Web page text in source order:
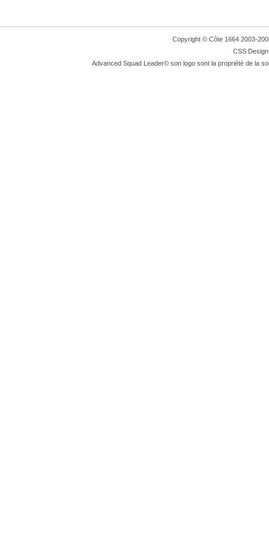
Copyright © Côte 1664 2003-
CSS
Advanced Squad Leader© son logo sont la propriété de la